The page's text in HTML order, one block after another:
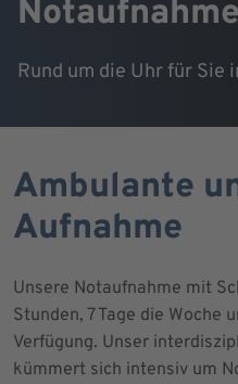
Notaufnahme
Rund um die Uhr für Sie
Ambulante
Aufnahme
Unsere Notaufnahme mit
Stunden, 7 Tage die Woche
Verfügung. Unser
kümmert sich intensiv um